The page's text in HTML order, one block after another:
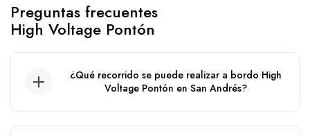
Preguntas frecuentes
High Voltage Pontón
¿Qué recorrido se puede realizar a bordo High
Voltage Pontón en San Andrés?